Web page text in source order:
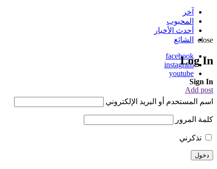
آخر
المحبوب
أحدث الأخبار
الشائع
facebook
instagram
youtube
Add post
close
Log In
Sign In
اسم المستخدم أو البريد الإلكتروني
كلمة المرور
تذكرني